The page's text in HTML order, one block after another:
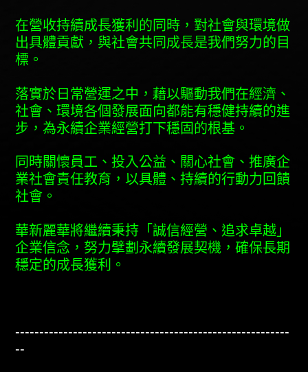
在營收持續成長獲利的同時，對社會與環境做
出具體貢獻，與社會共同成長是我們努力的目
標。
落實於日常營運之中，藉以驅動我們在經濟、
社會、環境各個發展面向都能有穩健持續的進
步，為永續企業經營打下穩固的根基。
同時關懷員工、投入公益、關心社會、推廣企
業社會責任教育，以具體、持續的行動力回饋
社會。
華新麗華將繼續秉持「誠信經營、追求卓越」
企業信念，努力擘劃永續發展契機，確保長期
穩定的成長獲利。
---------------------------------------------------------
--